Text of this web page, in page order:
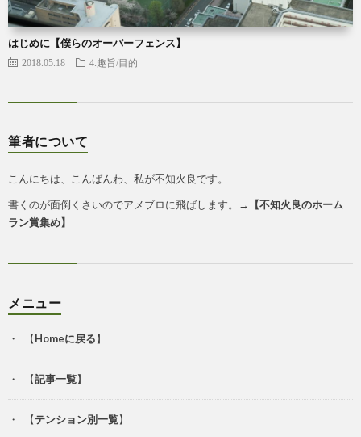
はじめに【僕らのオーバーフェンス】
2018.05.18 4.趣旨/目的
筆者について
こんにちは、こんばんわ、私が不知火良です。
書くのが面倒くさいのでアメブロに飛ばします。→
【不知火良のホーム
ラン賞集め】
メニュー
【Homeに戻る】
【記事一覧】
【テンション別一覧】